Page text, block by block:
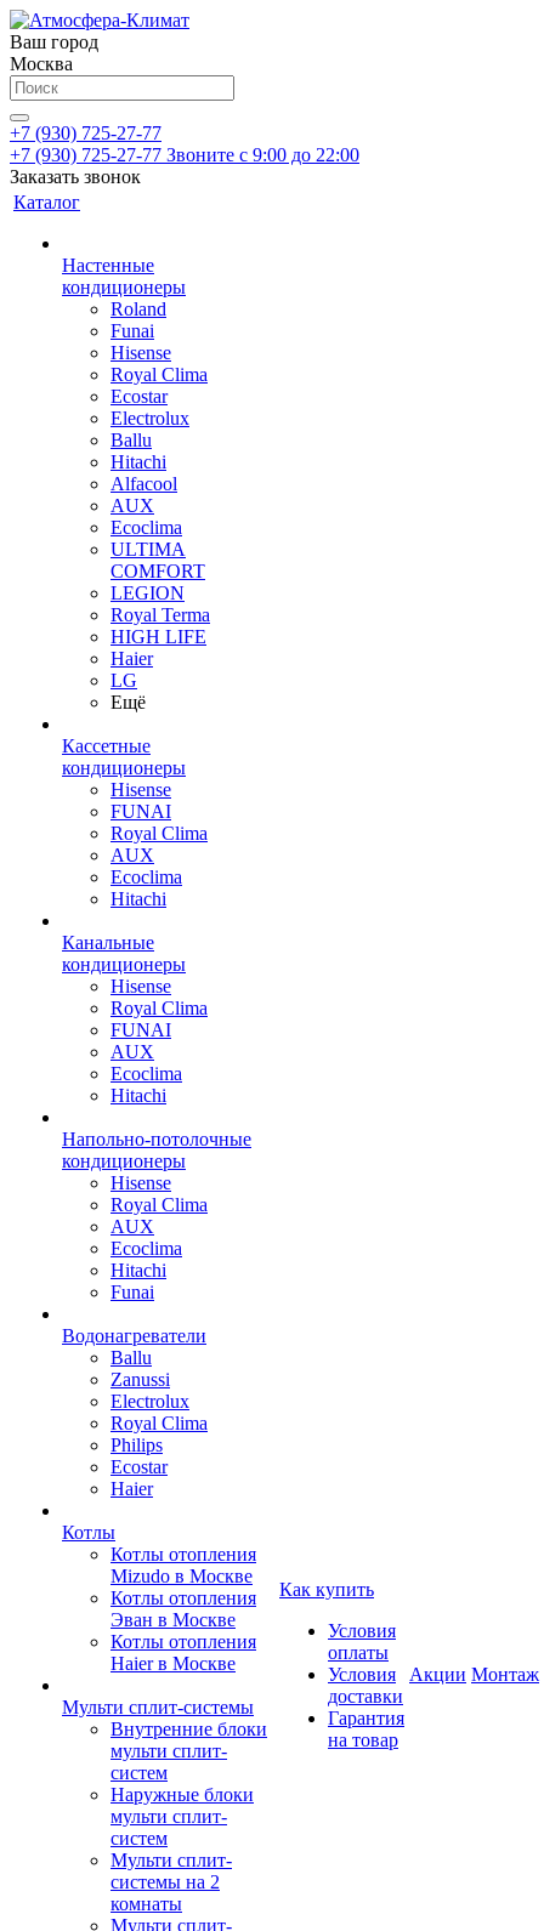
Ваш город
Москва
+7 (930) 725-27-77
+7 (930) 725-27-77 Звоните с 9:00 до 22:00
Заказать звонок
Каталог
Настенные
кондиционеры
Roland
Funai
Hisense
Royal Clima
Ecostar
Electrolux
Ballu
Hitachi
Alfacool
AUX
Ecoclima
ULTIMA
COMFORT
LEGION
Royal Terma
HIGH LIFE
Haier
LG
Ещё
Кассетные
кондиционеры
Hisense
FUNAI
Royal Clima
AUX
Ecoclima
Hitachi
Канальные
кондиционеры
Hisense
Royal Clima
FUNAI
AUX
Ecoclima
Hitachi
Напольно-потолочные
кондиционеры
Hisense
Royal Clima
AUX
Ecoclima
Hitachi
Funai
Водонагреватели
Ballu
Zanussi
Electrolux
Royal Clima
Philips
Ecostar
Haier
Котлы
Котлы отопления
Mizudo в Москве
Котлы отопления
Эван в Москве
Котлы отопления
Haier в Москве
Мульти сплит-системы
Внутренние блоки
мульти сплит-
систем
Наружные блоки
мульти сплит-
систем
Мульти сплит-
системы на 2
комнаты
Мульти сплит-
Как купить
Условия
оплаты
Условия
доставки
Гарантия
на товар
Акции Монтаж